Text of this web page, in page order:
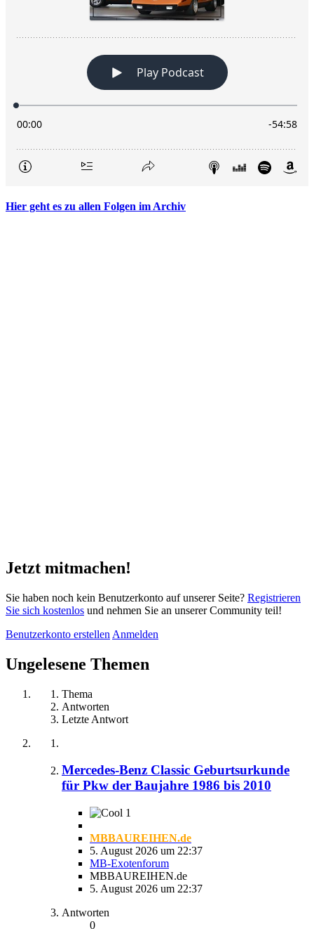
Hier geht es zu allen Folgen im Archiv
Jetzt mitmachen!
Sie haben noch kein Benutzerkonto auf unserer Seite? Registrieren
Sie sich kostenlos und nehmen Sie an unserer Community teil!
Benutzerkonto erstellen Anmelden
Ungelesene Themen
Thema
Antworten
Letzte Antwort
Mercedes-Benz Classic Geburtsurkunde
für Pkw der Baujahre 1986 bis 2010
1
MBBAUREIHEN.de
5. August 2026 um 22:37
MB-Exotenforum
MBBAUREIHEN.de
5. August 2026 um 22:37
Antworten
0